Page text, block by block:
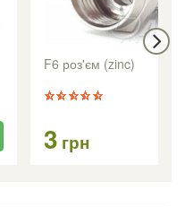
F6 роз'єм (zinc)
3 грн